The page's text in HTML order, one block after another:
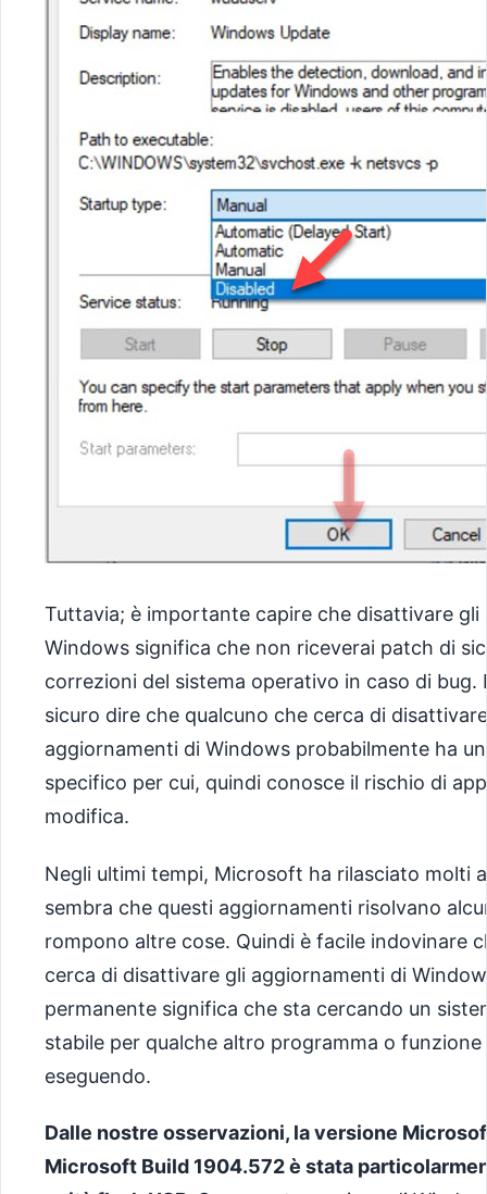
Tuttavia; è importante capire che disattivare gli
Windows significa che non riceverai patch di
correzioni del sistema operativo in caso di bug.
sicuro dire che qualcuno che cerca di
aggiornamenti di Windows probabilmente ha
specifico per cui, quindi conosce il rischio di
modifica.
Negli ultimi tempi, Microsoft ha rilasciato molti
sembra che questi aggiornamenti risolvano
rompono altre cose. Quindi è facile indovinare
cerca di disattivare gli aggiornamenti di
permanente significa che sta cercando un
stabile per qualche altro programma o funzione
eseguendo.
Dalle nostre osservazioni, la versione
Microsoft Build 1904.572 è stata